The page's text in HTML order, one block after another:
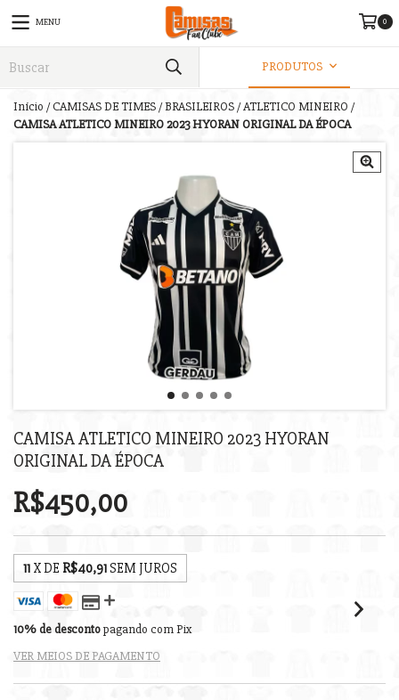
MENU 0
PRODUTOS
Início /CAMISAS DE TIMES/BRASILEIROS/ATLETICO MINEIRO /
CAMISA ATLETICO MINEIRO 2023 HYORAN ORIGINAL DA ÉPOCA
CAMISA ATLETICO MINEIRO 2023 HYORAN
ORIGINAL DA ÉPOCA
R$450,00
11 X DE R$40,91SEM JUROS
10% de descontopagando com Pix
VER MEIOS DE PAGAMENTO